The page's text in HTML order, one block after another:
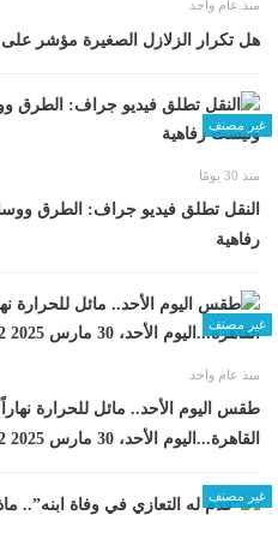
منذ عام واحد
هل تكرار الزلازل الصغيرة مؤشر على
غير مصنف
منذ 30 يومًا
​النقل تطلق فيديو جراف: الطرق
رفاهية
غير مصنف
منذ عام واحد
طقس اليوم الأحد.. مائل للحرارة
القاهرة...اليوم الأحد، 30 مارس 2025 08:22 صـ منذ 55 دقيقة
غير مصنف